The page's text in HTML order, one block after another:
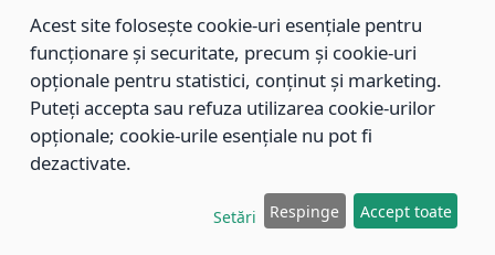
Municipal Braşov situat în str. Dimitrie Anghel nr. 19.
564/29.11.2013
Titlu: Completarea şi modificarea H.C.L. nr. 446/2013,
care s-a aprobat studiul de fundamentare pentru
Acest site folosește cookie-uri esențiale pentru
funcționare și securitate, precum și cookie-uri
opționale pentru statistici, conținut și marketing.
Puteți accepta sau refuza utilizarea cookie-urilor
opționale; cookie-urile esențiale nu pot fi
dezactivate.
Setări Respinge Accept toate